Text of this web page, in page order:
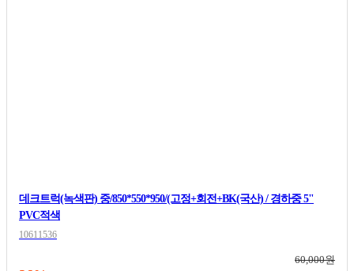
데크트럭(녹색판) 중/850*550*950/(고정+회전+BK(국산) / 경하중 5"
PVC적색
10611536
60,000원